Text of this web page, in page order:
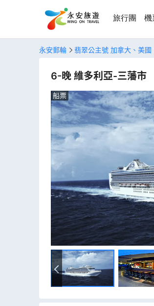
旅行團 機
永安郵輪 翡翠公主號 加拿大、美國
6-晚 維多利亞-三藩市
船票